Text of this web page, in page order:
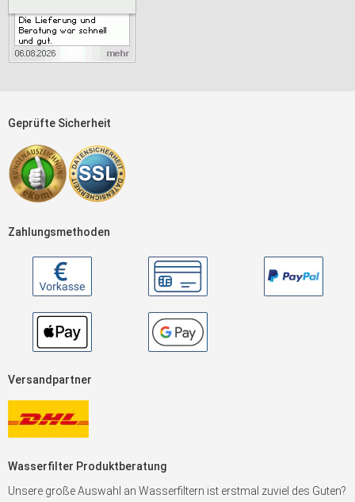
Geprüfte Sicherheit
Zahlungsmethoden
Versandpartner
Wasserfilter Produktberatung
Unsere große Auswahl an Wasserfiltern ist erstmal zuviel des Guten?